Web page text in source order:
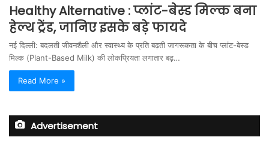
Healthy Alternative : प्लांट-बेस्ड मिल्क बना
हेल्थ ट्रेंड, जानिए इसके बड़े फायदे
नई दिल्ली: बदलती जीवनशैली और स्वास्थ्य के प्रति बढ़ती जागरूकता के बीच प्लांट-बेस्ड
मिल्क (Plant-Based Milk) की लोकप्रियता लगातार बढ़…
Read More »
Advertisement